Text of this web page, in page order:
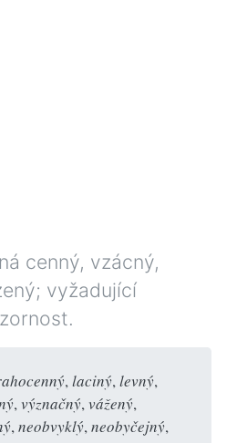
cenný, vzácný,
vyžadující
,laciný,levný,
,význačný,vážený,
,neobvyklý,neobyčejný,